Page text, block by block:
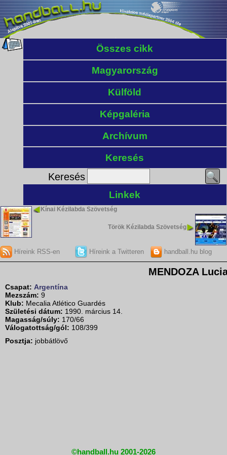
Összes cikk
Magyarország
Külföld
Képgaléria
Archívum
Keresés
Keresés
Linkek
Kínai Kézilabda Szövetség
Török Kézilabda Szövetség
Híreink RSS-en Híreink a Twitteren handball.hu blog
MENDOZA
Csapat: Argentína
Mezszám: 9
Klub: Mecalia Atlético Guardés
Születési dátum: 1990. március 14.
Magasság/súly: 170/66
Válogatottság/gól: 108/399
Posztja: jobbátlövő
©handball.hu 2001-2026